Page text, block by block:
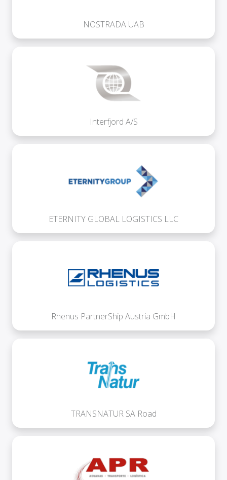
NOSTRADA UAB
Interfjord A/S
ETERNITY GLOBAL LOGISTICS LLC
Rhenus PartnerShip Austria GmbH
TRANSNATUR SA Road